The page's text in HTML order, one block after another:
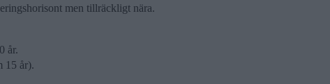
men tillräckligt nära.
år.
15 år).